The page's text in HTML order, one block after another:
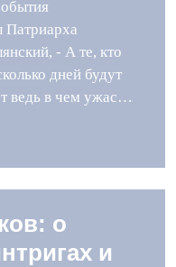
Патриарха
- А те, кто
дней будут
ведь в чем ужас…
о
и